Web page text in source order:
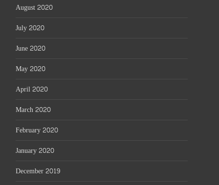
August 2020
July 2020
June 2020
May 2020
April 2020
March 2020
February 2020
January 2020
December 2019